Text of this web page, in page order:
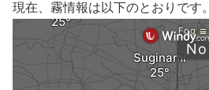
現在、霧情報は以下のとおりです。